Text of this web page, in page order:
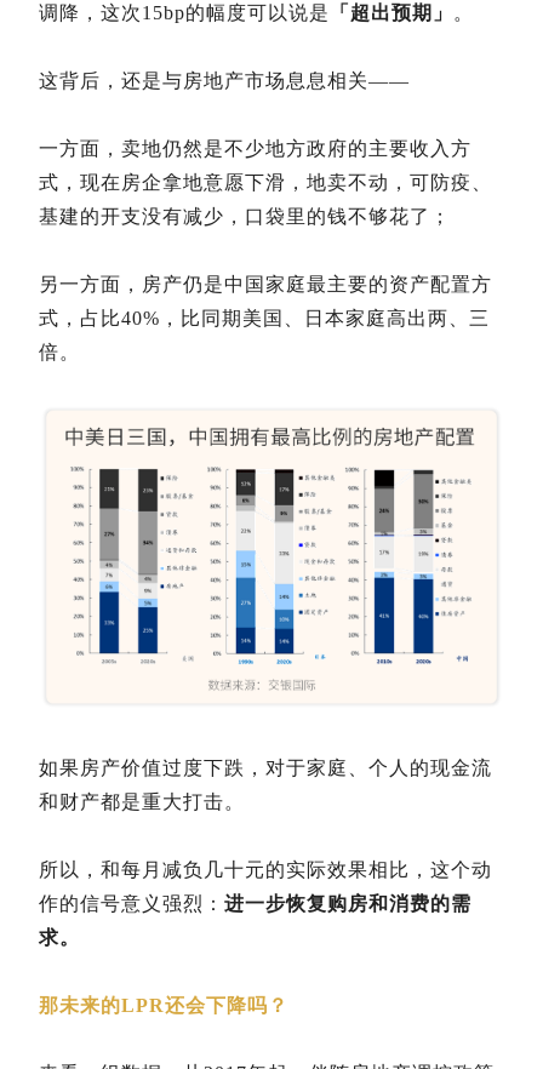
调降，这次15bp的幅度可以说是
「超出预期」 。
这背后，还是与房地产市场息息相关——
一方面，卖地仍然是不少地方政府的主要收入方
式，现在房企拿地意愿下滑，地卖不动，可防疫、
基建的开支没有减少，口袋里的钱不够花了；
另一方面，房产仍是中国家庭最主要的资产配置方
式，占比40%，比同期美国、日本家庭高出两、三
倍。
如果房产价值过度下跌，对于家庭、个人的现金流
和财产都是重大打击。
所以，和每月减负几十元的实际效果相比，这个动
作的信号意义强烈： 进一步恢复购房和消费的需
求。
那未来的LPR还会下降吗？